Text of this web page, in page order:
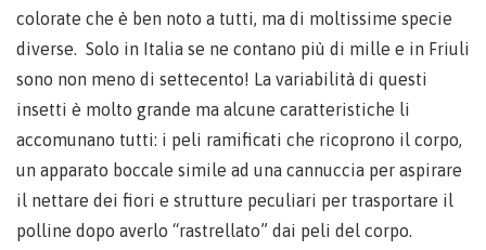
colorate che è ben noto a tutti, ma di moltissime specie
diverse. Solo in Italia se ne contano più di mille e in Friuli
sono non meno di settecento! La variabilità di questi
insetti è molto grande ma alcune caratteristiche li
accomunano tutti: i peli ramificati che ricoprono il corpo,
un apparato boccale simile ad una cannuccia per aspirare
il nettare dei fiori e strutture peculiari per trasportare il
polline dopo averlo “rastrellato” dai peli del corpo.